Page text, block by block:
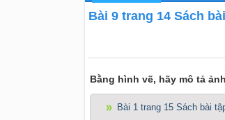
Bài 9 trang 14 Sách
Bằng hình vẽ, hãy mô tả
Bài 1 trang 15 Sách bài